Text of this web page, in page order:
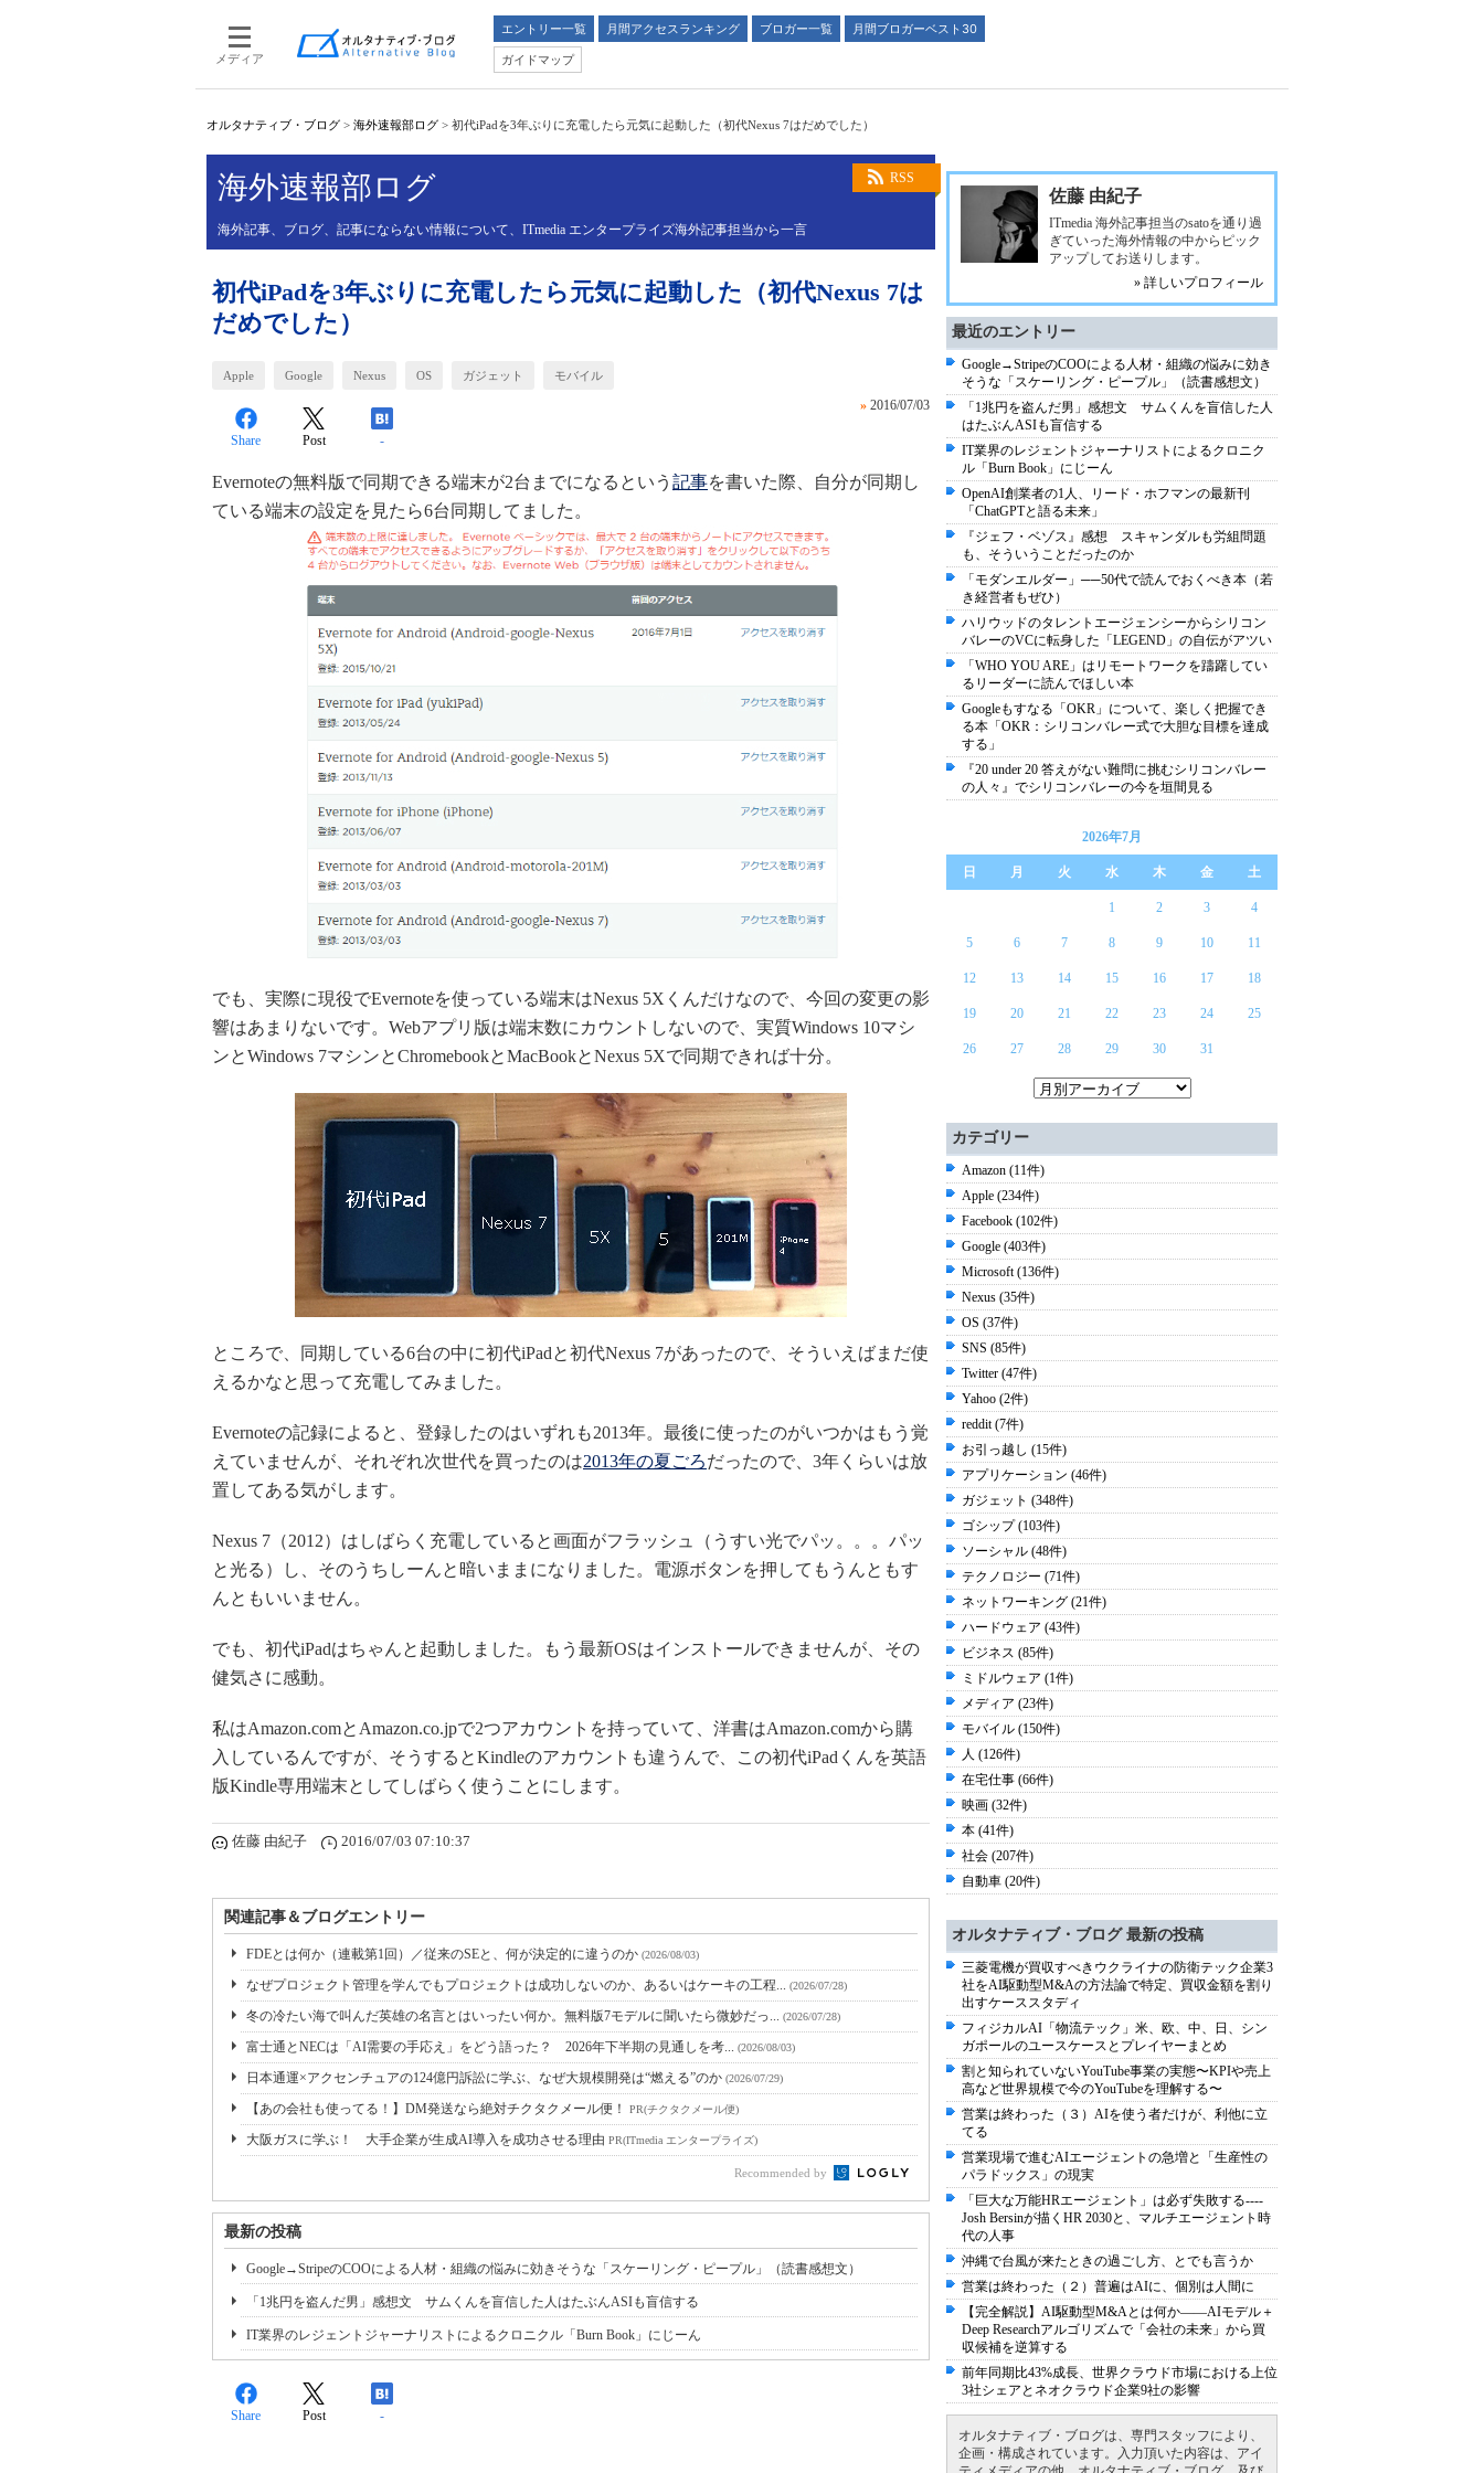
メディア
エントリー一覧 月間アクセスランキング ブロガー一覧
月間ブロガーベスト30
ガイドマップ
オルタナティブ・ブログ > 海外速報部ログ > 初代iPadを3年ぶりに充電したら元気に起動した（初代Nexus 7はだめでした）
RSS
海外速報部ログ
海外記事、ブログ、記事にならない情報について、ITmedia エンタープライズ海外記事担当から一言
初代iPadを3年ぶりに充電したら元気に起動した（初代Nexus 7は
だめでした）
Apple Google Nexus OS ガジェット モバイル
» 2016/07/03
Share Post -
Evernoteの無料版で同期できる端末が2台までになるという 記事を書いた際、自分が同期し
ている端末の設定を見たら6台同期してました。
でも、実際に現役でEvernoteを使っている端末はNexus 5Xくんだけなので、今回の変更の影
響はあまりないです。Webアプリ版は端末数にカウントしないので、実質Windows 10マシ
ンとWindows 7マシンとChromebookとMacBookとNexus 5Xで同期できれば十分。
ところで、同期している6台の中に初代iPadと初代Nexus 7があったので、そういえばまだ使
えるかなと思って充電してみました。
Evernoteの記録によると、登録したのはいずれも2013年。最後に使ったのがいつかはもう覚
えていませんが、それぞれ次世代を買ったのは2013年の夏ごろだったので、3年くらいは放
置してある気がします。
Nexus 7（2012）はしばらく充電していると画面がフラッシュ（うすい光でパッ。。。パッ
と光る）し、そのうちしーんと暗いままになりました。電源ボタンを押してもうんともす
んともいいません。
でも、初代iPadはちゃんと起動しました。もう最新OSはインストールできませんが、その
健気さに感動。
私はAmazon.comとAmazon.co.jpで2つアカウントを持っていて、洋書はAmazon.comから購
入しているんですが、そうするとKindleのアカウントも違うんで、この初代iPadくんを英語
版Kindle専用端末としてしばらく使うことにします。
佐藤 由紀子 2016/07/03 07:10:37
関連記事＆ブログエントリー
FDEとは何か（連載第1回）／従来のSEと、何が決定的に違うのか (2026/08/03)
なぜプロジェクト管理を学んでもプロジェクトは成功しないのか、あるいはケーキの工程... (2026/07/28)
冬の冷たい海で叫んだ英雄の名言とはいったい何か。無料版7モデルに聞いたら微妙だっ... (2026/07/28)
富士通とNECは「AI需要の手応え」をどう語った？ 2026年下半期の見通しを考... (2026/08/03)
日本通運×アクセンチュアの124億円訴訟に学ぶ、なぜ大規模開発は“燃える”のか (2026/07/29)
【あの会社も使ってる！】DM発送なら絶対チクタクメール便！ PR(チクタクメール便)
大阪ガスに学ぶ！ 大手企業が生成AI導入を成功させる理由 PR(ITmedia エンタープライズ)
Recommended by
最新の投稿
Google→StripeのCOOによる人材・組織の悩みに効きそうな「スケーリング・ピープル」（読書感想文）
「1兆円を盗んだ男」感想文 サムくんを盲信した人はたぶんASIも盲信する
IT業界のレジェントジャーナリストによるクロニクル「Burn Book」にじーん
Share Post -
佐藤 由紀子
ITmedia 海外記事担当のsatoを通り過
ぎていった海外情報の中からピック
アップしてお送りします。
» 詳しいプロフィール
最近のエントリー
Google→StripeのCOOによる人材・組織の悩みに効き
そうな「スケーリング・ピープル」（読書感想文）
「1兆円を盗んだ男」感想文 サムくんを盲信した人
はたぶんASIも盲信する
IT業界のレジェントジャーナリストによるクロニク
ル「Burn Book」にじーん
OpenAI創業者の1人、リード・ホフマンの最新刊
「ChatGPTと語る未来」
『ジェフ・ベゾス』感想 スキャンダルも労組問題
も、そういうことだったのか
「モダンエルダー」──50代で読んでおくべき本（若
き経営者もぜひ）
ハリウッドのタレントエージェンシーからシリコン
バレーのVCに転身した「LEGEND」の自伝がアツい
「WHO YOU ARE」はリモートワークを躊躇してい
るリーダーに読んでほしい本
Googleもすなる「OKR」について、楽しく把握でき
る本「OKR：シリコンバレー式で大胆な目標を達成
する」
『20 under 20 答えがない難問に挑むシリコンバレー
の人々』でシリコンバレーの今を垣間見る
2026年7月
日 月 火 水 木 金 土
1 2 3 4
5 6 7 8 9 10 11
12 13 14 15 16 17 18
19 20 21 22 23 24 25
26 27 28 29 30 31
カテゴリー
Amazon (11件)
Apple (234件)
Facebook (102件)
Google (403件)
Microsoft (136件)
Nexus (35件)
OS (37件)
SNS (85件)
Twitter (47件)
Yahoo (2件)
reddit (7件)
お引っ越し (15件)
アプリケーション (46件)
ガジェット (348件)
ゴシップ (103件)
ソーシャル (48件)
テクノロジー (71件)
ネットワーキング (21件)
ハードウェア (43件)
ビジネス (85件)
ミドルウェア (1件)
メディア (23件)
モバイル (150件)
人 (126件)
在宅仕事 (66件)
映画 (32件)
本 (41件)
社会 (207件)
自動車 (20件)
オルタナティブ・ブログ 最新の投稿
三菱電機が買収すべきウクライナの防衛テック企業3
社をAI駆動型M&Aの方法論で特定、買収金額を割り
出すケーススタディ
フィジカルAI「物流テック」米、欧、中、日、シン
ガポールのユースケースとプレイヤーまとめ
割と知られていないYouTube事業の実態〜KPIや売上
高など世界規模で今のYouTubeを理解する〜
営業は終わった（３）AIを使う者だけが、利他に立
てる
営業現場で進むAIエージェントの急増と「生産性の
パラドックス」の現実
「巨大な万能HRエージェント」は必ず失敗する----
Josh Bersinが描くHR 2030と、マルチエージェント時
代の人事
沖縄で台風が来たときの過ごし方、とでも言うか
営業は終わった（２）普遍はAIに、個別は人間に
【完全解説】AI駆動型M&Aとは何か――AIモデル＋
Deep Researchアルゴリズムで「会社の未来」から買
収候補を逆算する
前年同期比43%成長、世界クラウド市場における上位
3社シェアとネオクラウド企業9社の影響
オルタナティブ・ブログは、専門スタッフにより、
企画・構成されています。入力頂いた内容は、アイ